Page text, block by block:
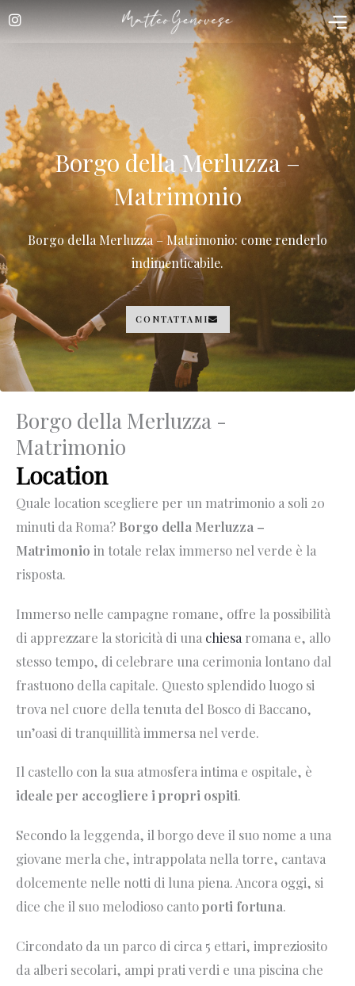
Vai
al
Location
Borgo della Merluzza
Borgo della Merluzza –
Matrimonio
Borgo della Merluzza – Matrimonio: come renderlo
indimenticabile.
CONTATTAMI
Borgo della Merluzza -
Matrimonio
Location
Quale location scegliere per un matrimonio a soli 20
minuti da Roma? Borgo della Merluzza –
Matrimonio in totale relax immerso nel verde è la
risposta.
Immerso nelle campagne romane, offre la possibilità
di apprezzare la storicità di una chiesa romana e, allo
stesso tempo, di celebrare una cerimonia lontano dal
frastuono della capitale. Questo splendido luogo si
trova nel cuore della tenuta del Bosco di Baccano,
un’oasi di tranquillità immersa nel verde.
Il castello con la sua atmosfera intima e ospitale, è
ideale per accogliere i propri ospiti.
Secondo la leggenda, il borgo deve il suo nome a una
giovane merla che, intrappolata nella torre, cantava
dolcemente nelle notti di luna piena. Ancora oggi, si
dice che il suo melodioso cantoporti fortuna.
Circondato da un parco di circa 5 ettari, impreziosito
da alberi secolari, ampi prati verdi e una piscina che